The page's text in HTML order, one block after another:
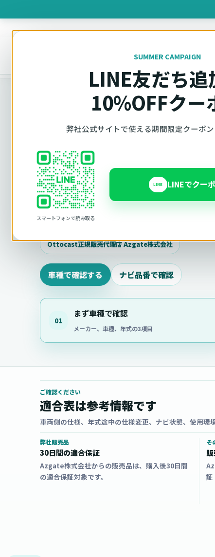
SUMMER CAMPAIGN
LINE友だち追
10%OFFクー
弊社公式サイトで使える期間限定クーポン
スマートフォンで読み取る
LINE LINEでクー
製品を
車種と年式で
Ottocast（オットキャスト）の対応製品、条件、
内で見られます。 迷った場合は、車種と年式を
相談ください。
Ottocast正規販売代理店 Azgate株式会社
車種で確認する ナビ品番で確認
01
まず車種で確認
メーカー、車種、年式の3項目
ご確認ください
適合表は参考情報です
車両側の仕様、年式途中の仕様変更、ナビ状態、使用環
弊社販売品
30日間の適合保証
Azgate株式会社からの販売品は、購入後30日間
の適合保証対象です。
そ
証